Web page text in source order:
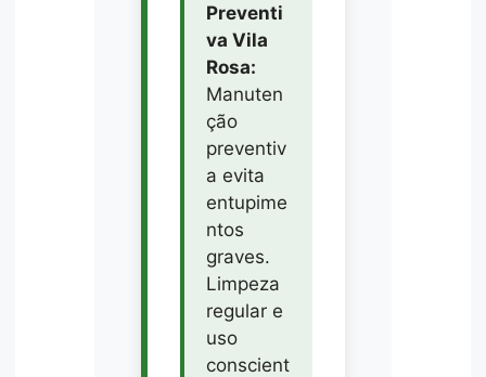
Preventi
va Vila
Rosa:
Manuten
ção
preventiv
a evita
entupime
ntos
graves.
Limpeza
regular e
uso
conscient